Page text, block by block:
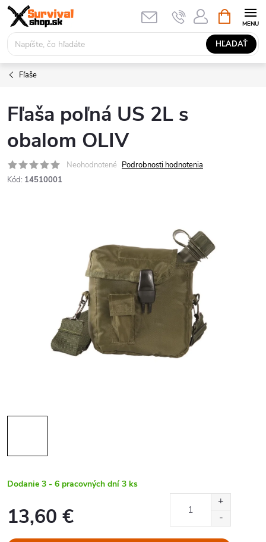
Prejsť
obsah
HĽADAŤ
KOŠÍK
Fľaše
Fľaša poľná US 2L s
obalom OLIV
Neohodnotené Podrobnosti hodnotenia
Kód: 14510001
Dodanie 3 - 6 pracovných dní 3 ks
13,60 €